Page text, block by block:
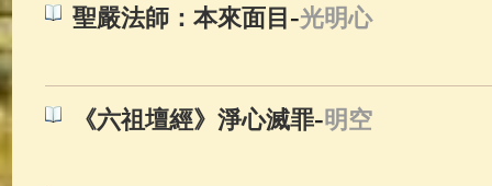
聖嚴法師：本來面目 -光明心
《六祖壇經》淨心滅罪-明空